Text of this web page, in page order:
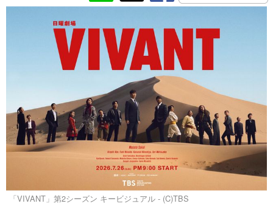
「VIVANT」第2シーズン キービジュアル - (C)TBS